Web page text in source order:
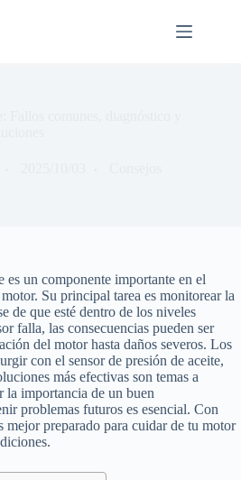
es un componente importante en el
Su principal tarea es monitorear la
de que esté dentro de los niveles
falla, las consecuencias pueden ser
del motor hasta daños severos. Los
con el sensor de presión de aceite,
más efectivas son temas a
la importancia de un buen
problemas futuros es esencial. Con
mejor preparado para cuidar de tu motor